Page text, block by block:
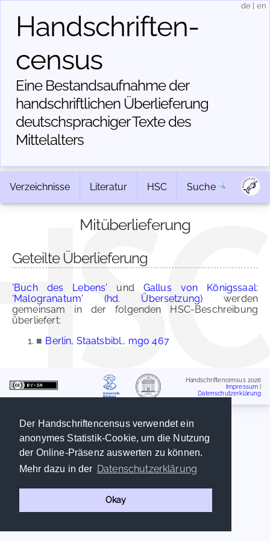
Der Handschriftencensus verwendet ein
anonymes Statistik-Cookie, um die Nutzung
der Online-Präsenz auswerten zu können.
Mehr dazu in der Datenschutzerklärung
Okay
Handschriften­
census
Eine Bestandsaufnahme der
handschriftlichen Über­lieferung
deutschsprachiger Texte des
Mittelalters
de en
Verzeichnisse Literatur HSC Suche
Mitüberlieferung
Geteilte Überlieferung
'Buch des Lebens' und Gallus von Königssaal:
'Malogranatum' (hd. Übersetzung) werden
gemeinsam in der folgenden HSC-Beschreibung
überliefert:
■ Berlin, Staatsbibl., mgo 467
Handschriftencensus 2026
Impressum
Datenschutzerklärung